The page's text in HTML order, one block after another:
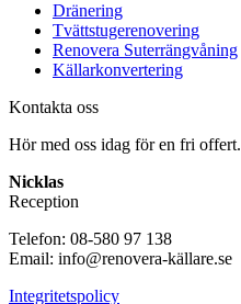
Dränering
Tvättstugerenovering
Renovera Suterrängvåning
Källarkonvertering
Kontakta oss
Hör med oss idag för en fri offert.
Nicklas
Reception
Telefon: 08-580 97 138
Email: info@renovera-källare.se
Integritetspolicy